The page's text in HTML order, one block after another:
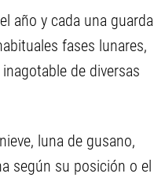
año y cada una guarda
fases lunares,
de diversas
luna de gusano,
según su posición o el